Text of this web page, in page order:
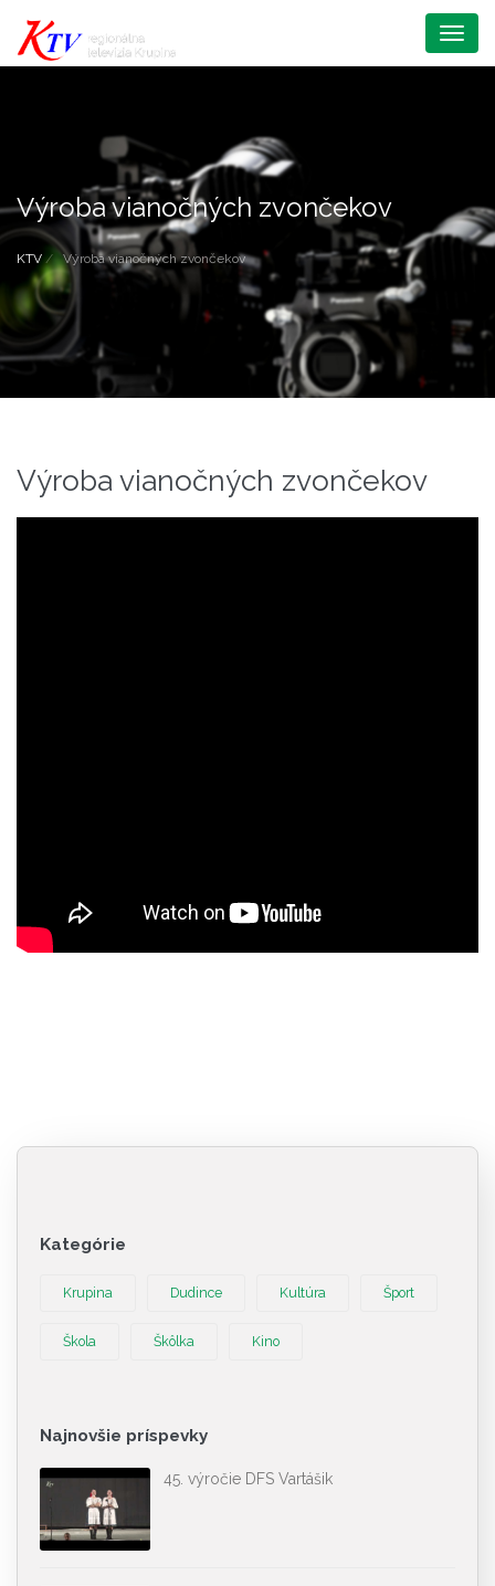
Menu
Výroba vianočných zvončekov
KTV Výroba vianočných zvončekov
Výroba vianočných zvončekov
Kategórie
Krupina Dudince Kultúra Šport
Škola Škôlka Kino
Najnovšie príspevky
45. výročie DFS Vartášik